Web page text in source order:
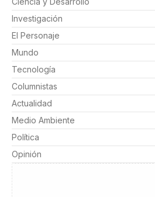
Investigación
El Personaje
Mundo
Tecnología
Columnistas
Actualidad
Medio Ambiente
Política
Opinión